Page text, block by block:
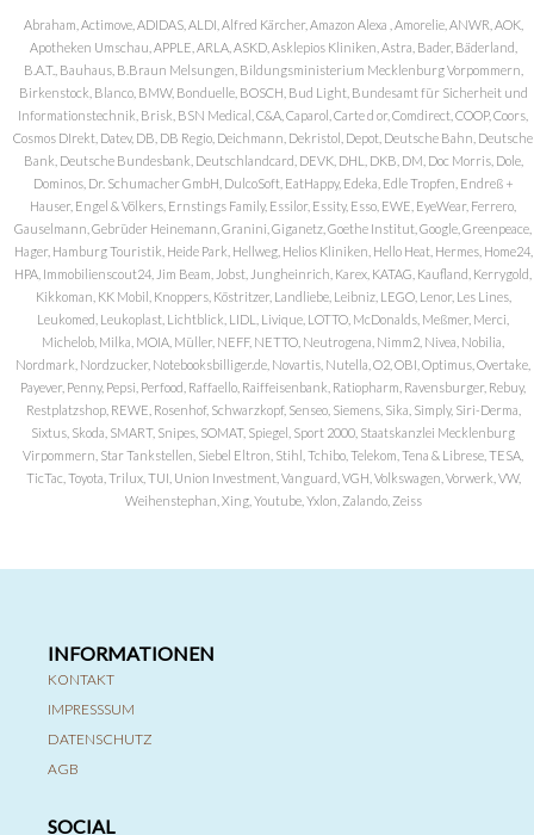
Abraham, Actimove, ADIDAS, ALDI, Alfred Kärcher, Amazon Alexa , Amorelie, ANWR, AOK,
Apotheken Umschau, APPLE, ARLA, ASKD, Asklepios Kliniken, Astra, Bader, Bäderland,
B.A.T., Bauhaus, B.Braun Melsungen, Bildungsministerium Mecklenburg Vorpommern,
Birkenstock, Blanco, BMW, Bonduelle, BOSCH, Bud Light, Bundesamt für Sicherheit und
Informationstechnik, Brisk, BSN Medical, C&A, Caparol, Carte d or, Comdirect, COOP, Coors,
Cosmos DIrekt, Datev, DB, DB Regio, Deichmann, Dekristol, Depot, Deutsche Bahn, Deutsche
Bank, Deutsche Bundesbank, Deutschlandcard, DEVK, DHL, DKB, DM, Doc Morris, Dole,
Dominos, Dr. Schumacher GmbH, DulcoSoft, EatHappy, Edeka, Edle Tropfen, Endreß +
Hauser, Engel & Völkers, Ernstings Family, Essilor, Essity, Esso, EWE, EyeWear, Ferrero,
Gauselmann, Gebrüder Heinemann, Granini, Giganetz, Goethe Institut, Google, Greenpeace,
Hager, Hamburg Touristik, Heide Park, Hellweg, Helios Kliniken, Hello Heat, Hermes, Home24,
HPA, Immobilienscout24, Jim Beam, Jobst, Jungheinrich, Karex, KATAG, Kaufland, Kerrygold,
Kikkoman, KK Mobil, Knoppers, Köstritzer, Landliebe, Leibniz, LEGO, Lenor, Les Lines,
Leukomed, Leukoplast, Lichtblick, LIDL, Livique, LOTTO, McDonalds, Meßmer, Merci,
Michelob, Milka, MOIA, Müller, NEFF, NETTO, Neutrogena, Nimm2, Nivea, Nobilia,
Nordmark, Nordzucker, Notebooksbilliger.de, Novartis, Nutella, O2, OBI, Optimus, Overtake,
Payever, Penny, Pepsi, Perfood, Raffaello, Raiffeisenbank, Ratiopharm, Ravensburger, Rebuy,
Restplatzshop, REWE, Rosenhof, Schwarzkopf, Senseo, Siemens, Sika, Simply, Siri-Derma,
Sixtus, Skoda, SMART, Snipes, SOMAT, Spiegel, Sport 2000, Staatskanzlei Mecklenburg
Virpommern, Star Tankstellen, Siebel Eltron, Stihl, Tchibo, Telekom, Tena & Librese, TESA,
TicTac, Toyota, Trilux, TUI, Union Investment, Vanguard, VGH, Volkswagen, Vorwerk, VW,
Weihenstephan, Xing, Youtube, Yxlon, Zalando, Zeiss
INFORMATIONEN
KONTAKT
IMPRESSSUM
DATENSCHUTZ
AGB
SOCIAL